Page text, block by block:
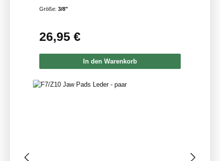
Größe: 3/8"
Regulärer Preis:
26,95 €
In den Warenkorb